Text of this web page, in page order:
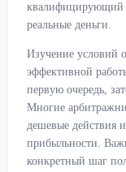
квалифицирующий
реальные деньги.
Изучение условий
эффективной
первую очередь,
Многие
дешевые действия
прибыльности.
конкретный шаг